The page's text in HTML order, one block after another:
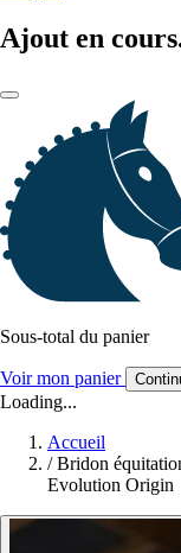
Ajout en
Sous-total du panier
Voir mon panier
Loading...
Accueil
/ Bridon
Evolution Origin